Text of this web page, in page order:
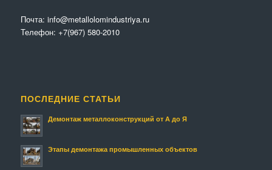
Почта: info@metallolomindustriya.ru
Телефон: +7(967) 580-2010
ПОСЛЕДНИЕ СТАТЬИ
Демонтаж металлоконструкций от А до Я
Этапы демонтажа промышленных объектов